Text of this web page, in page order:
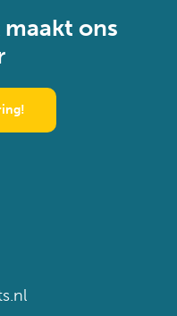
ons